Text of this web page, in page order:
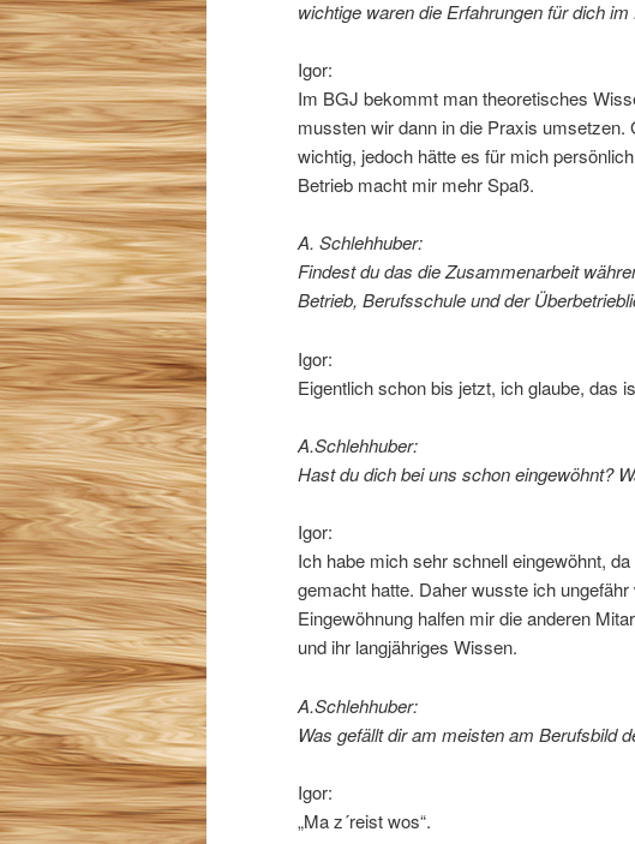
wichtige waren die Erfahrungen für dich
Igor:
Im BGJ bekommt man theoretisches
mussten wir dann in die Praxis
wichtig, jedoch hätte es für mich
Betrieb macht mir mehr Spaß.
A. Schlehhuber:
Findest du das die Zusammenarbeit
Betrieb, Berufsschule und der
Igor:
Eigentlich schon bis jetzt, ich glaube, das
A.Schlehhuber:
Hast du dich bei uns schon eingewöhnt?
Igor:
Ich habe mich sehr schnell eingewöhnt,
gemacht hatte. Daher wusste ich
Eingewöhnung halfen mir die anderen
und ihr langjähriges Wissen.
A.Schlehhuber:
Was gefällt dir am meisten am Berufsbild
Igor:
„Ma z´reist wos“.